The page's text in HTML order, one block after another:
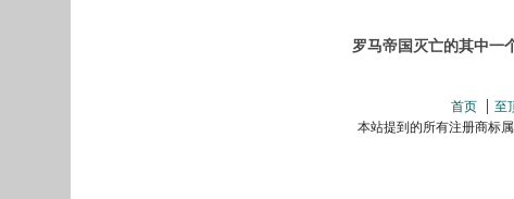
罗马帝国灭亡的其中一
首页 至
本站提到的所有注册商标